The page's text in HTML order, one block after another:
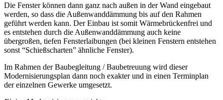
Die Fenster können dann ganz nach außen in der Wand eingebaut
werden, so dass die Außenwanddämmung bis auf den Rahmen
geführt werden kann. Der Einbau ist somit Wärmebrückenfrei und
es entstehen durch die Außenwanddämmung auch keine
übergroßen, tiefen Fensterlaibungen (bei kleinen Fenstern entstehen
sonst “Schießscharten” ähnliche Fenster).
Im Rahmen der Baubegleitung / Baubetreuung wird dieser
Modernisierungsplan dann noch exakter und in einen Terminplan
der einzelnen Gewerke umgesetzt.